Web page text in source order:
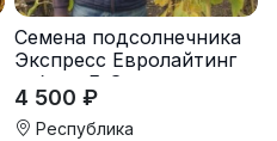
Семена подсолнечника
Экспресс Евролайтинг
гибрид F-G+
4 500 ₽
Республика